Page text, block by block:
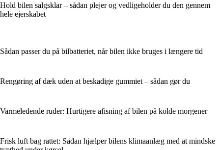
Hold bilen salgsklar – sådan plejer og vedligeholder du den gennem
hele ejerskabet
Sådan passer du på bilbatteriet, når bilen ikke bruges i længere tid
Rengøring af dæk uden at beskadige gummiet – sådan gør du
Varmeledende ruder: Hurtigere afisning af bilen på kolde morgener
Frisk luft bag rattet: Sådan hjælper bilens klimaanlæg med at mindske